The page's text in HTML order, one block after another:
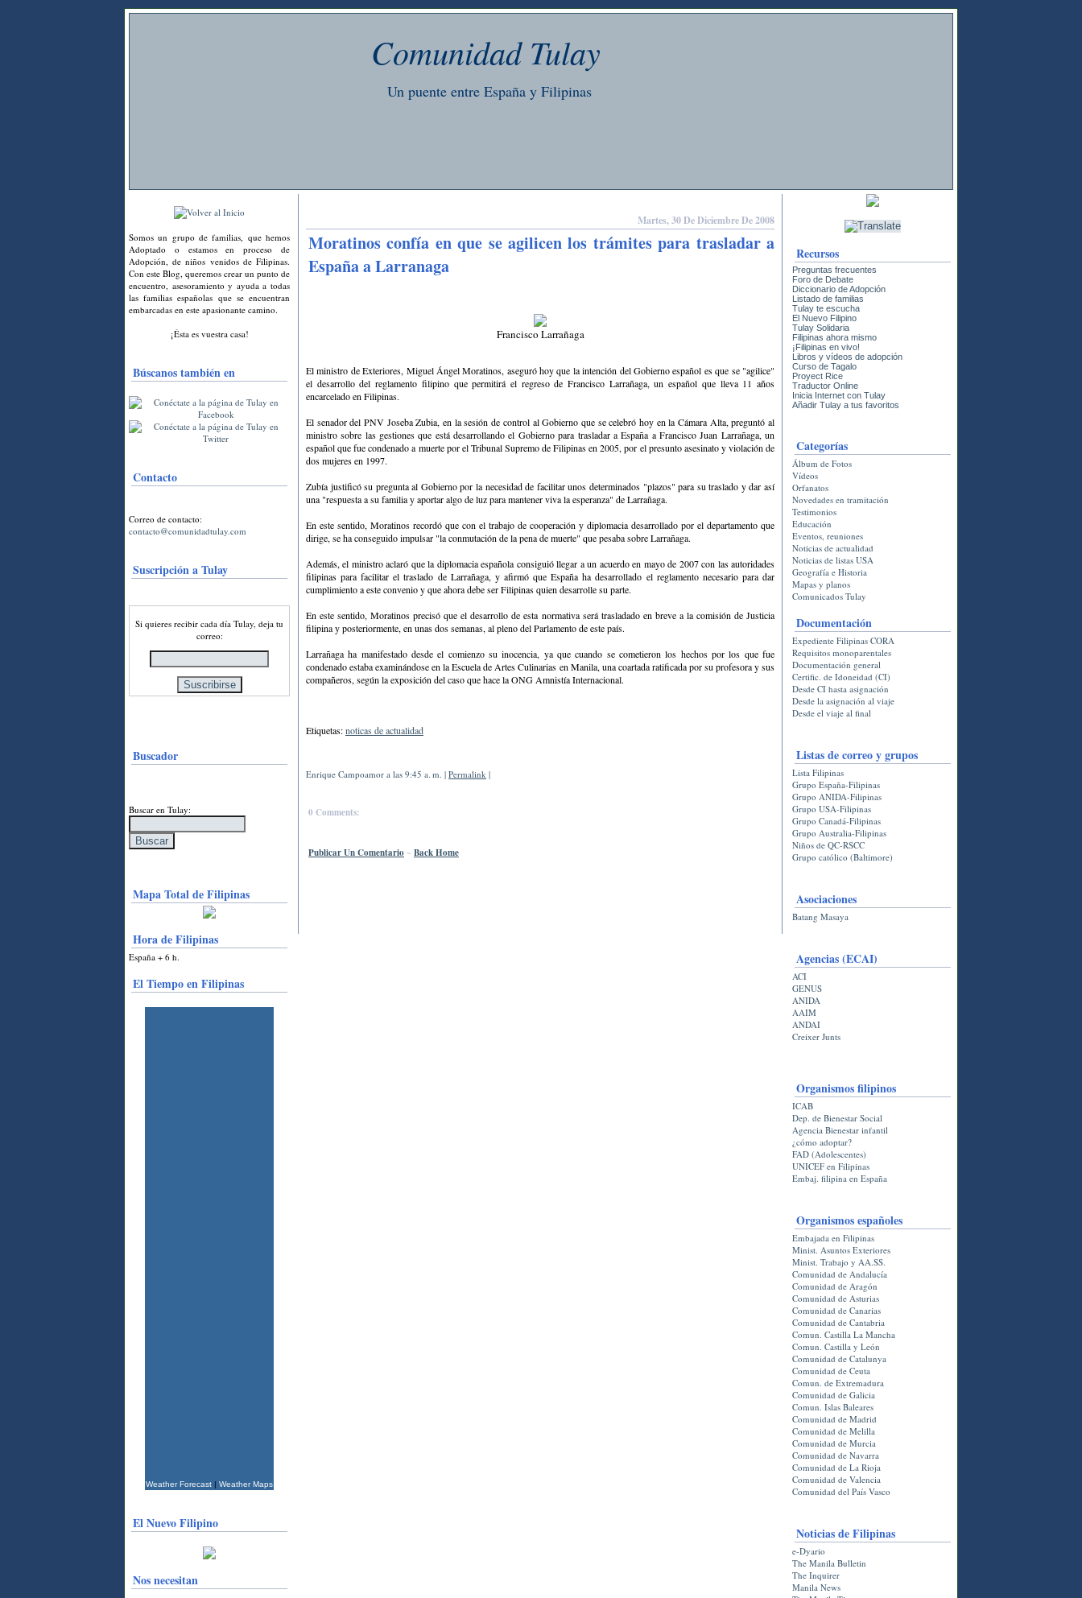
Comunidad Tulay
Un puente entre España y Filipinas
Somos un grupo de familias, que hemos
Adoptado o estamos en proceso de
Adopción, de niños venidos de Filipinas.
Con este Blog, queremos crear un punto de
encuentro, asesoramiento y ayuda a todas
las familias españolas que se encuentran
embarcadas en este apasionante camino.
¡Ésta es vuestra casa!
Búscanos también en
Contacto
Correo de contacto:
contacto@comunidadtulay.com
Suscripción a Tulay
Si quieres recibir cada día Tulay, deja tu
correo:
Buscador
Buscar en Tulay:
Mapa Total de Filipinas
Hora de Filipinas
España + 6 h.
El Tiempo en Filipinas
Weather Forecast | Weather Maps
El Nuevo Filipino
Nos necesitan
Recursos
Preguntas frecuentes
Foro de Debate
Diccionario de Adopción
Listado de familias
Tulay te escucha
El Nuevo Filipino
Tulay Solidaria
Filipinas ahora mismo
¡Filipinas en vivo!
Libros y vídeos de adopción
Curso de Tagalo
Proyect Rice
Traductor Online
Inicia Internet con Tulay
Añadir Tulay a tus favoritos
Categorí­as
Álbum de Fotos
Vídeos
Orfanatos
Novedades en tramitación
Testimonios
Educación
Eventos, reuniones
Noticias de actualidad
Noticias de listas USA
Geografía e Historia
Mapas y planos
Comunicados Tulay
Documentación
Expediente Filipinas CORA
Requisitos monoparentales
Documentación general
Certific. de Idoneidad (CI)
Desde CI hasta asignación
Desde la asignación al viaje
Desde el viaje al final
Listas de correo y grupos
Lista Filipinas
Grupo España-Filipinas
Grupo ANIDA-Filipinas
Grupo USA-Filipinas
Grupo Canadá-Filipinas
Grupo Australia-Filipinas
Niños de QC-RSCC
Grupo católico (Baltimore)
Asociaciones
Batang Masaya
Agencias (ECAI)
ACI
GENUS
ANIDA
AAIM
ANDAI
Creixer Junts
Organismos filipinos
ICAB
Dep. de Bienestar Social
Agencia Bienestar infantil
¿cómo adoptar?
FAD (Adolescentes)
UNICEF en Filipinas
Embaj. filipina en España
Organismos españoles
Embajada en Filipinas
Minist. Asuntos Exteriores
Minist. Trabajo y AA.SS.
Comunidad de Andalucí­a
Comunidad de Aragón
Comunidad de Asturias
Comunidad de Canarias
Comunidad de Cantabria
Comun. Castilla La Mancha
Comun. Castilla y León
Comunidad de Catalunya
Comunidad de Ceuta
Comun. de Extremadura
Comunidad de Galicia
Comun. Islas Baleares
Comunidad de Madrid
Comunidad de Melilla
Comunidad de Murcia
Comunidad de Navarra
Comunidad de La Rioja
Comunidad de Valencia
Comunidad del País Vasco
Noticias de Filipinas
e-Dyario
The Manila Bulletin
The Inquirer
Manila News
Martes, 30 De Diciembre De 2008
Moratinos confía en que se agilicen los trámites para trasladar a
España a Larranaga
Francisco Larrañaga
El ministro de Exteriores, Miguel Ángel Moratinos, aseguró hoy que la intención del Gobierno español es que se "agilice"
el desarrollo del reglamento filipino que permitirá el regreso de Francisco Larrañaga, un español que lleva 11 años
encarcelado en Filipinas.
El senador del PNV Joseba Zubia, en la sesión de control al Gobierno que se celebró hoy en la Cámara Alta, preguntó al
ministro sobre las gestiones que está desarrollando el Gobierno para trasladar a España a Francisco Juan Larrañaga, un
español que fue condenado a muerte por el Tribunal Supremo de Filipinas en 2005, por el presunto asesinato y violación de
dos mujeres en 1997.
Zubía justificó su pregunta al Gobierno por la necesidad de facilitar unos determinados "plazos" para su traslado y dar así
una "respuesta a su familia y aportar algo de luz para mantener viva la esperanza" de Larrañaga.
En este sentido, Moratinos recordó que con el trabajo de cooperación y diplomacia desarrollado por el departamento que
dirige, se ha conseguido impulsar "la conmutación de la pena de muerte" que pesaba sobre Larrañaga.
Además, el ministro aclaró que la diplomacia española consiguió llegar a un acuerdo en mayo de 2007 con las autoridades
filipinas para facilitar el traslado de Larrañaga, y afirmó que España ha desarrollado el reglamento necesario para dar
cumplimiento a este convenio y que ahora debe ser Filipinas quien desarrolle su parte.
En este sentido, Moratinos precisó que el desarrollo de esta normativa será trasladado en breve a la comisión de Justicia
filipina y posteriormente, en unas dos semanas, al pleno del Parlamento de este país.
Larrañaga ha manifestado desde el comienzo su inocencia, ya que cuando se cometieron los hechos por los que fue
condenado estaba examinándose en la Escuela de Artes Culinarias en Manila, una coartada ratificada por su profesora y sus
compañeros, según la exposición del caso que hace la ONG Amnistía Internacional.
Etiquetas:noticas de actualidad
Enrique Campoamor a las 9:45 a. m. | Permalink |
0 Comments:
Publicar Un Comentario ~ Back Home